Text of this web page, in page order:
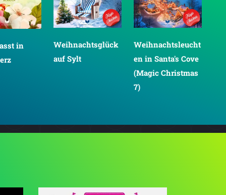
in
Weihnachtsglück
auf Sylt
Weihnachtsleucht
en in Santa's Cove
(Magic Christmas
7)